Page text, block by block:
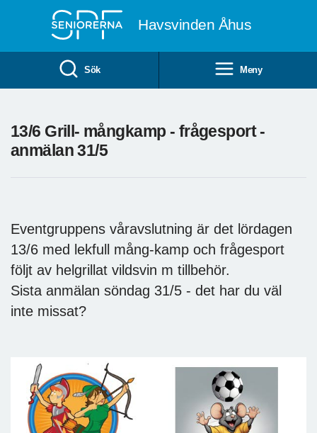
Havsvinden Åhus
Sök Meny
13/6 Grill- mångkamp - frågesport -
anmälan 31/5
Eventgruppens våravslutning är det lördagen
13/6 med lekfull mång-kamp och frågesport
följt av helgrillat vildsvin m tillbehör.
Sista anmälan söndag 31/5 - det har du väl
inte missat?